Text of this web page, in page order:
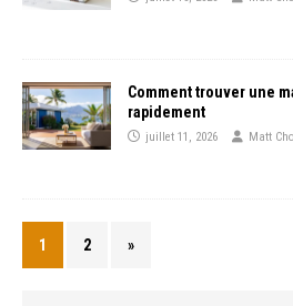
Comment trouver une
rapidement
juillet 11, 2026 Matt
1 2 »